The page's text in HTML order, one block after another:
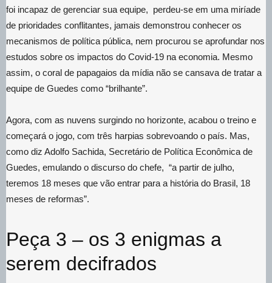
foi incapaz de gerenciar sua equipe, perdeu-se em uma miríade
de prioridades conflitantes, jamais demonstrou conhecer os
mecanismos de política pública, nem procurou se aprofundar nos
estudos sobre os impactos do Covid-19 na economia. Mesmo
assim, o coral de papagaios da mídia não se cansava de tratar a
equipe de Guedes como “brilhante”.
Agora, com as nuvens surgindo no horizonte, acabou o treino e
começará o jogo, com três harpias sobrevoando o país. Mas,
como diz Adolfo Sachida, Secretário de Política Econômica de
Guedes, emulando o discurso do chefe, “a partir de julho,
teremos 18 meses que vão entrar para a história do Brasil, 18
meses de reformas”.
Peça 3 – os 3 enigmas a
serem decifrados